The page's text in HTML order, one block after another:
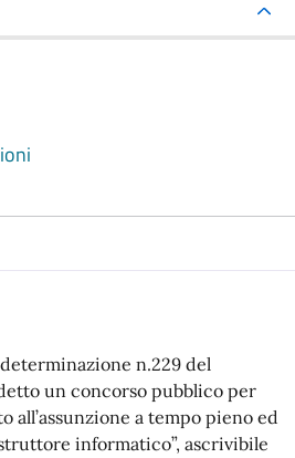
n.229 del
un concorso pubblico per
all’assunzione a tempo pieno ed
informatico”, ascrivibile